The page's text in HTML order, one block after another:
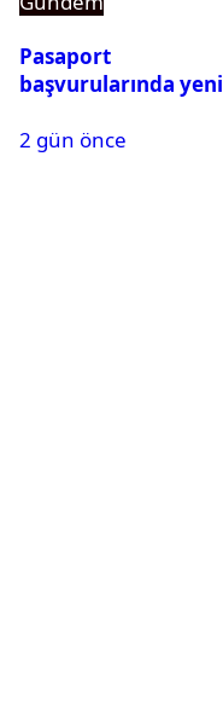
Pasaport
başvurularında yeni
2 gün önce